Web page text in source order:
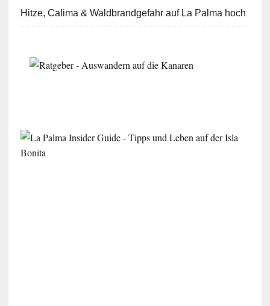
Hitze, Calima & Waldbrandgefahr auf La Palma hoch